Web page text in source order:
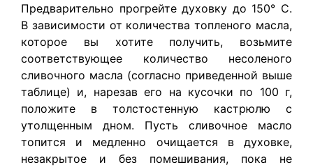
Предварительно прогрейте духовку до 150° С.
В зависимости от количества топленого масла,
которое вы хотите получить, возьмите
соответствующее количество несоленого
сливочного масла (согласно приведенной выше
таблице) и, нарезав его на кусочки по 100 г,
положите в толстостенную кастрюлю с
утолщенным дном. Пусть сливочное масло
топится и медленно очищается в духовке,
незакрытое и без помешивания, пока не